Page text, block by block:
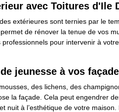
avec Toitures d'Ile
extérieures sont ternies par le
de rénover la tenue de vos
pour intervenir à
jeunesse à vos
des lichens, des
la façade. Cela peut engendrer
nuit à l’esthétique de votre